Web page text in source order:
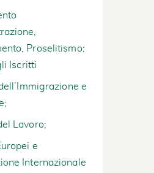
Proselitismo;
Iscritti
e
Lavoro;
e
Internazionale